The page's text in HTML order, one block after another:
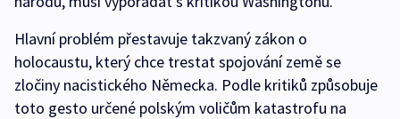
Hlavní problém přestavuje takzvaný zákon o
holocaustu, který chce trestat spojování země se
zločiny nacistického Německa. Podle kritiků způsobuje
toto gesto určené polským voličům katastrofu na